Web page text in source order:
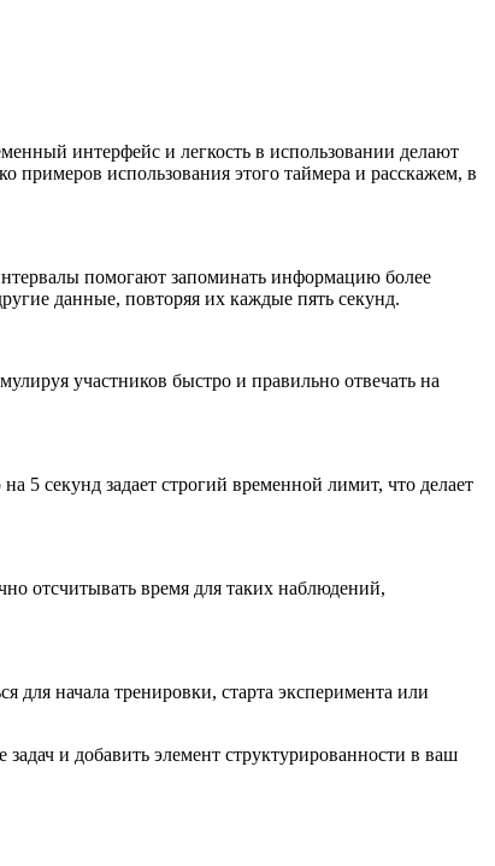
интерфейс и легкость в использовании делают
примеров использования этого таймера и расскажем, в
помогают запоминать информацию более
данные, повторяя их каждые пять секунд.
участников быстро и правильно отвечать на
5 секунд задает строгий временной лимит, что делает
отсчитывать время для таких наблюдений,
для начала тренировки, старта эксперимента или
и добавить элемент структурированности в ваш